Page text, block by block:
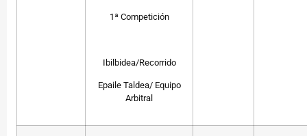
1ª Competición
Ibilbidea/Recorrido
Epaile Taldea/ Equipo
Arbitral